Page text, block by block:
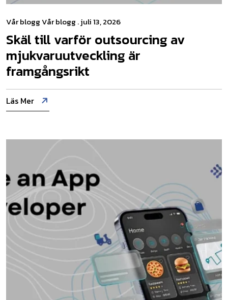
Vår bloggVår blogg . juli 13, 2026
Skäl till varför outsourcing av
mjukvaruutveckling är
framgångsrikt
Läs Mer